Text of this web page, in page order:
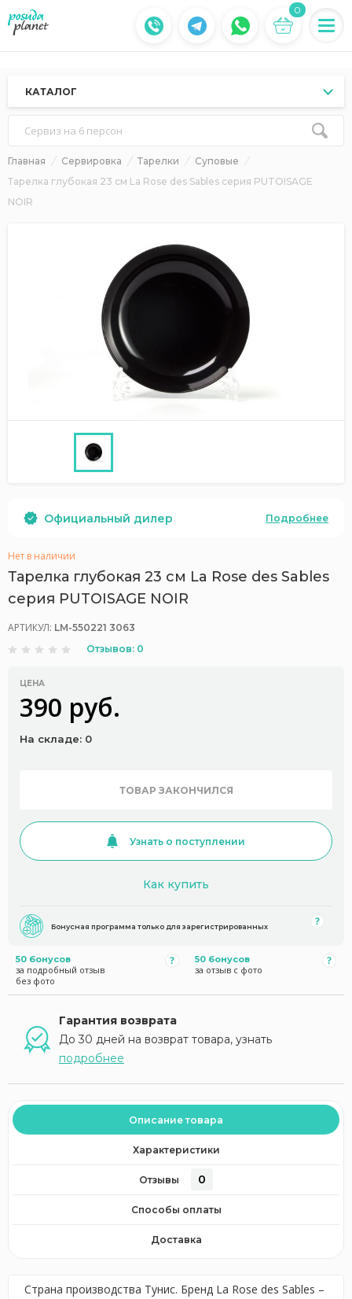
0
КАТАЛОГ
Сервиз на 6 персон
Главная Сервировка Тарелки
Суповые
Тарелка глубокая 23 см La Rose des Sables серия PUTOISAGE
NOIR
Официальный дилер Подробнее
Нет в наличии
Тарелка глубокая 23 см La Rose des Sables
серия PUTOISAGE NOIR
АРТИКУЛ: LM-550221 3063
Отзывов: 0
ЦЕНА
390 руб.
На складе: 0
ТОВАР ЗАКОНЧИЛСЯ
Узнать о поступлении
Как купить
Бонусная программа только для зарегистрированных
50 бонусов
за подробный отзыв
без фото
50 бонусов
за отзыв с фото
Гарантия возврата
До 30 дней на возврат товара, узнать
подробнее
Описание товара
Характеристики
Отзывы 0
Способы оплаты
Доставка
Страна производства Тунис. Бренд La Rose des Sables –